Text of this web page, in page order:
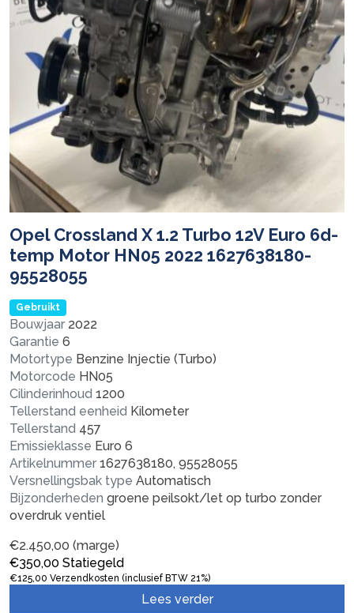
Opel Crossland X 1.2 Turbo 12V Euro 6d-
temp Motor HN05 2022 1627638180-
95528055
Gebruikt
Bouwjaar 2022
Garantie 6
Motortype Benzine Injectie (Turbo)
Motorcode HN05
Cilinderinhoud 1200
Tellerstand eenheid Kilometer
Tellerstand 457
Emissieklasse Euro 6
Artikelnummer 1627638180, 95528055
Versnellingsbak type Automatisch
Bijzonderheden groene peilsokt/let op turbo zonder
overdruk ventiel
€2.450,00 (marge)
€350,00 Statiegeld
€125,00 Verzendkosten (inclusief BTW 21%)
Lees verder